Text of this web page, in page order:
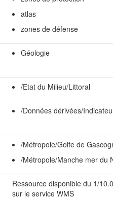
atlas
zones de défense
Géologie
/Etat du Milieu/Littoral
/Données dérivées/
/Métropole/Golfe de
/Métropole/Manche mer du
Ressource disponible du 1/
sur le service WMS